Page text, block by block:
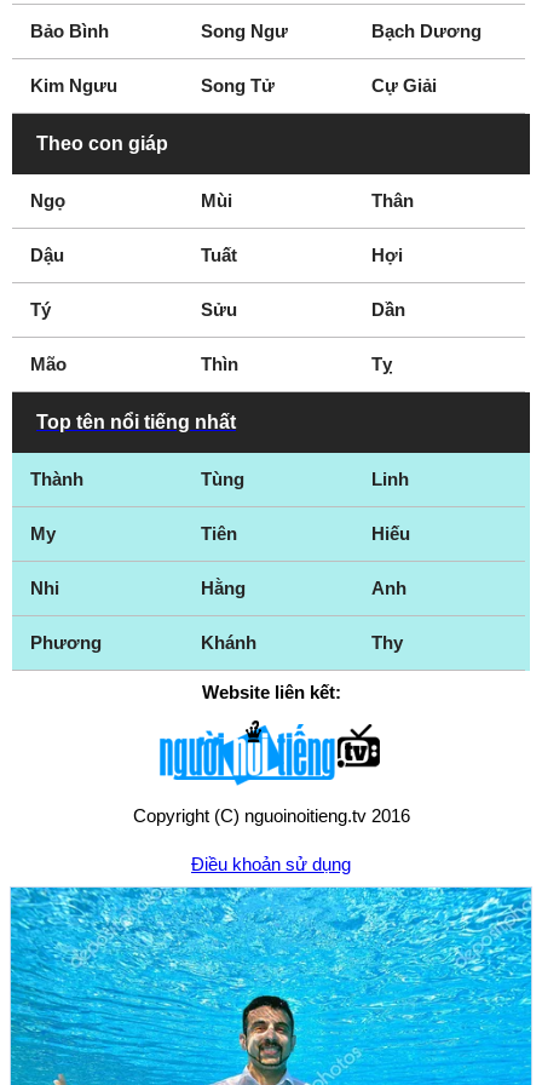
Trappes
Troyes
Versailles
Zellwiller
Île-de-France
Bảo Bình Song Ngư Bạch Dương
Kim Ngưu Song Tử Cự Giải
Theo con giáp
Ngọ Mùi Thân
Dậu Tuất Hợi
Tý Sửu Dần
Mão Thìn Tỵ
Top tên nổi tiếng nhất
Thành Tùng Linh
My Tiên Hiếu
Nhi Hằng Anh
Phương Khánh Thy
Website liên kết:
Copyright (C) nguoinoitieng.tv 2016
Điều khoản sử dụng
Chính sách quyền riêng tư
Liên hệ:mail.nguoinoitieng.tv@gmail.com